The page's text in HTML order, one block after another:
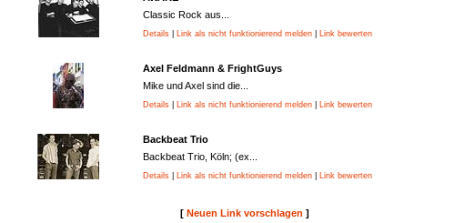
Classic Rock aus...
Details Link als nicht funktionierend melden Link bewerten
Axel Feldmann & FrightGuys
Mike und Axel sind die...
Details Link als nicht funktionierend melden Link bewerten
Backbeat Trio
Backbeat Trio, Köln; (ex...
Details Link als nicht funktionierend melden Link bewerten
[ Neuen Link vorschlagen ]